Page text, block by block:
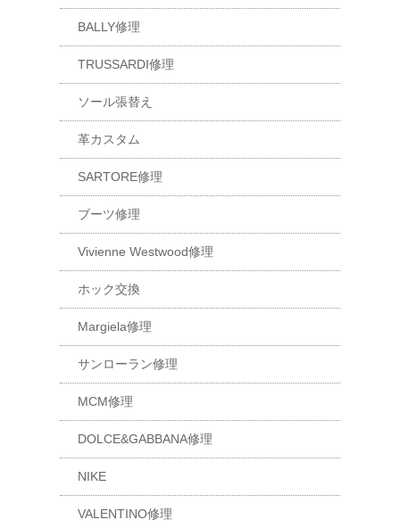
BALLY修理
TRUSSARDI修理
ソール張替え
革カスタム
SARTORE修理
ブーツ修理
Vivienne Westwood修理
ホック交換
Margiela修理
サンローラン修理
MCM修理
DOLCE&GABBANA修理
NIKE
VALENTINO修理